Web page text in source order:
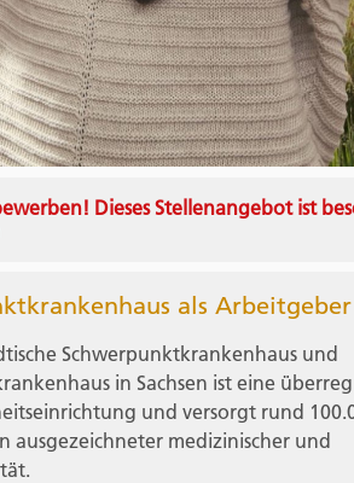
Dieses Stellenangebot ist
als Arbeitgeber
Schwerpunktkrankenhaus und
in Sachsen ist eine
und versorgt rund
ausgezeichneter medizinischer und